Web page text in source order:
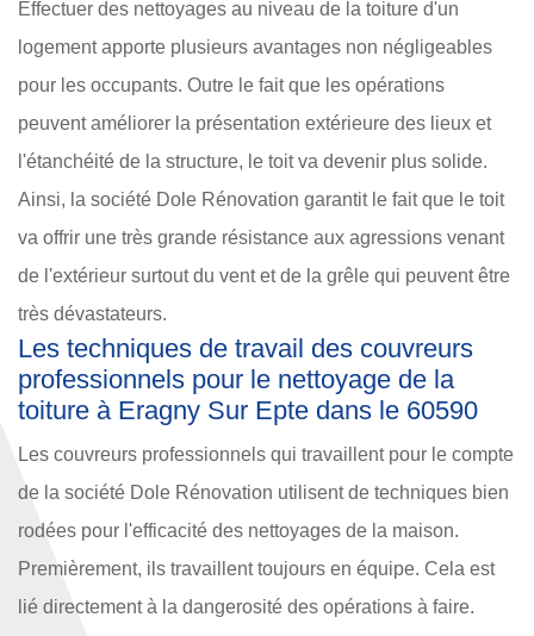
Effectuer des nettoyages au niveau de la toiture d'un
logement apporte plusieurs avantages non négligeables
pour les occupants. Outre le fait que les opérations
peuvent améliorer la présentation extérieure des lieux et
l'étanchéité de la structure, le toit va devenir plus solide.
Ainsi, la société Dole Rénovation garantit le fait que le toit
va offrir une très grande résistance aux agressions venant
de l'extérieur surtout du vent et de la grêle qui peuvent être
très dévastateurs.
Les techniques de travail des couvreurs
professionnels pour le nettoyage de la
toiture à Eragny Sur Epte dans le 60590
Les couvreurs professionnels qui travaillent pour le compte
de la société Dole Rénovation utilisent de techniques bien
rodées pour l'efficacité des nettoyages de la maison.
Premièrement, ils travaillent toujours en équipe. Cela est
lié directement à la dangerosité des opérations à faire.